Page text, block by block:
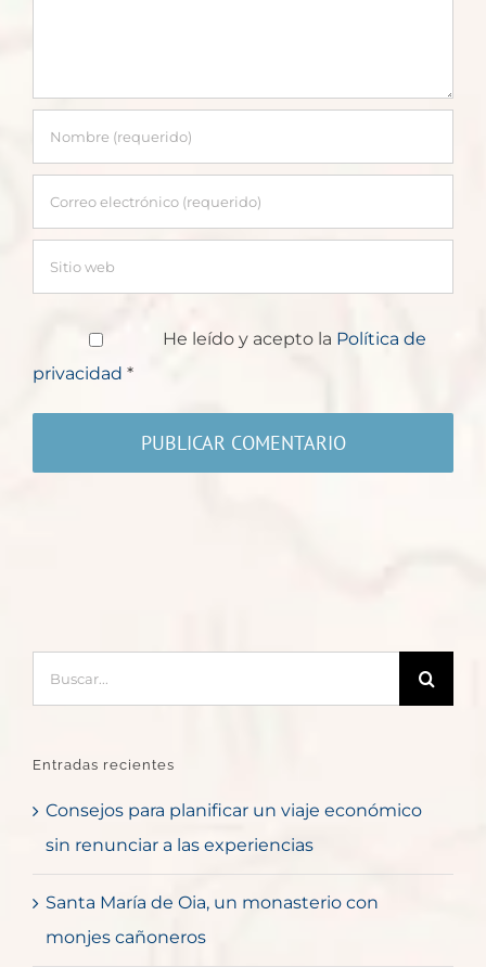
He leído y acepto la Política de
privacidad *
Entradas recientes
Consejos para planificar un viaje económico
sin renunciar a las experiencias
Santa María de Oia, un monasterio con
monjes cañoneros